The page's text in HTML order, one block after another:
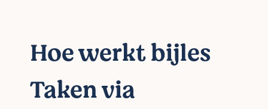
Hoe werkt bijles
Taken via